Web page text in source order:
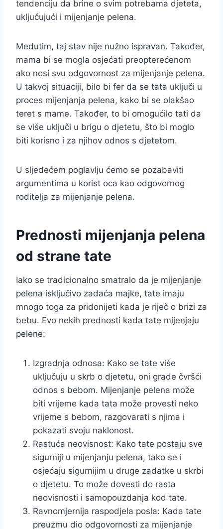
tendenciju da brine o svim potrebama djeteta,
uključujući i mijenjanje pelena.
Međutim, taj stav nije nužno ispravan. Također,
mama bi se mogla osjećati preopterećenom
ako nosi svu odgovornost za mijenjanje pelena.
U takvoj situaciji, bilo bi fer da se tata uključi u
proces mijenjanja pelena, kako bi se olakšao
teret s mame. Također, to bi omogućilo tati da
se više uključi u brigu o djetetu, što bi moglo
biti korisno i za njihov odnos s djetetom.
U sljedećem poglavlju ćemo se pozabaviti
argumentima u korist oca kao odgovornog
roditelja za mijenjanje pelena.
Prednosti mijenjanja pelena
od strane tate
Iako se tradicionalno smatralo da je mijenjanje
pelena isključivo zadaća majke, tate imaju
mnogo toga za pridonijeti kada je riječ o brizi za
bebu. Evo nekih prednosti kada tate mijenjaju
pelene:
Izgradnja odnosa: Kako se tate više
uključuju u skrb o djetetu, oni grade čvršći
odnos s bebom. Mijenjanje pelena može
biti vrijeme kada tata može provesti neko
vrijeme s bebom, razgovarati s njima i
pokazati svoju naklonost.
Rastuća neovisnost: Kako tate postaju sve
sigurniji u mijenjanju pelena, tako se i
osjećaju sigurnijim u druge zadatke u skrbi
o djetetu. To može dovesti do rasta
neovisnosti i samopouzdanja kod tate.
Ravnomjernija raspodjela posla: Kada tate
preuzmu dio odgovornosti za mijenjanje